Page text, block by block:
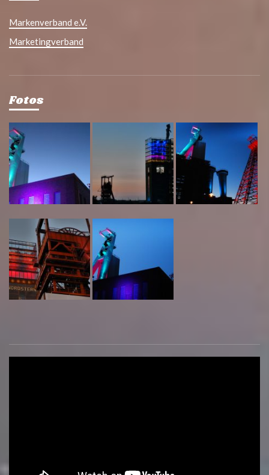
Markenverband e.V.
Marketingverband
Fotos